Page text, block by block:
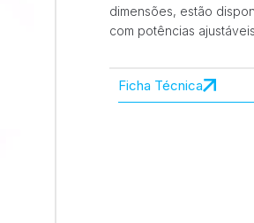
dimensões, estão
com potências
Ficha Técnica